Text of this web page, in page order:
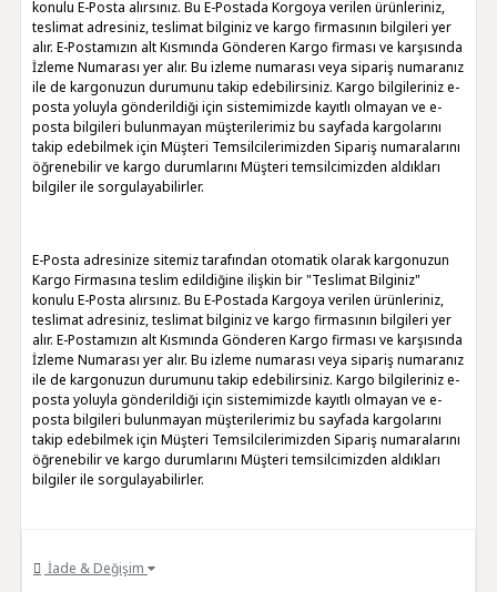
konulu E-Posta alırsınız. Bu E-Postada Korgoya verilen ürünleriniz,
teslimat adresiniz, teslimat bilginiz ve kargo firmasının bilgileri yer
alır. E-Postamızın alt Kısmında Gönderen Kargo firması ve karşısında
İzleme Numarası yer alır. Bu izleme numarası veya sipariş numaranız
ile de kargonuzun durumunu takip edebilirsiniz. Kargo bilgileriniz e-
posta yoluyla gönderildiği için sistemimizde kayıtlı olmayan ve e-
posta bilgileri bulunmayan müşterilerimiz bu sayfada kargolarını
takip edebilmek için Müşteri Temsilcilerimizden Sipariş numaralarını
öğrenebilir ve kargo durumlarını Müşteri temsilcimizden aldıkları
bilgiler ile sorgulayabilirler.
E-Posta adresinize sitemiz tarafından otomatik olarak kargonuzun
Kargo Firmasına teslim edildiğine ilişkin bir "Teslimat Bilginiz"
konulu E-Posta alırsınız. Bu E-Postada Kargoya verilen ürünleriniz,
teslimat adresiniz, teslimat bilginiz ve kargo firmasının bilgileri yer
alır. E-Postamızın alt Kısmında Gönderen Kargo firması ve karşısında
İzleme Numarası yer alır. Bu izleme numarası veya sipariş numaranız
ile de kargonuzun durumunu takip edebilirsiniz. Kargo bilgileriniz e-
posta yoluyla gönderildiği için sistemimizde kayıtlı olmayan ve e-
posta bilgileri bulunmayan müşterilerimiz bu sayfada kargolarını
takip edebilmek için Müşteri Temsilcilerimizden Sipariş numaralarını
öğrenebilir ve kargo durumlarını Müşteri temsilcimizden aldıkları
bilgiler ile sorgulayabilirler.
İade & Değişim